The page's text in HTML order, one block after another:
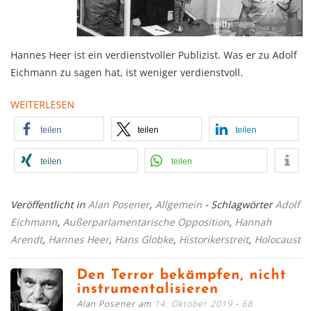
Hannes Heer ist ein verdienstvoller Publizist. Was er zu Adolf
Eichmann zu sagen hat, ist weniger verdienstvoll.
WEITERLESEN
teilen teilen teilen
teilen teilen
Veröffentlicht in Alan Posener, Allgemein - SchlagwörterAdolf
Eichmann, Außerparlamentarische Opposition, Hannah
Arendt, Hannes Heer, Hans Globke, Historikerstreit, Holocaust
Den Terror bekämpfen, nicht
instrumentalisieren
Alan Posener am 14. Oktober 2019
68